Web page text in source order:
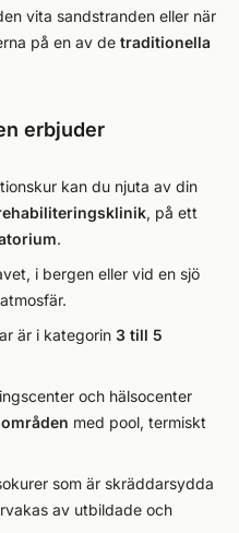
vita sandstranden eller när
på en av de traditionella
erbjuder
kan du njuta av din
, på ett
.
i bergen eller vid en sjö
är i kategorin 3 till 5
och hälsocenter
med pool, termiskt
som är skräddarsydda
av utbildade och